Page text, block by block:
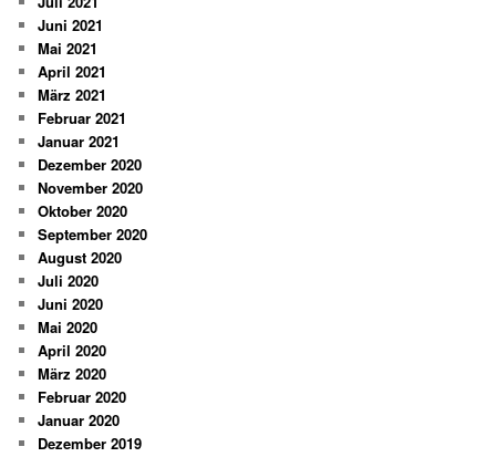
Juni 2021
Mai 2021
April 2021
März 2021
Februar 2021
Januar 2021
Dezember 2020
November 2020
Oktober 2020
September 2020
August 2020
Juli 2020
Juni 2020
Mai 2020
April 2020
März 2020
Februar 2020
Januar 2020
Dezember 2019